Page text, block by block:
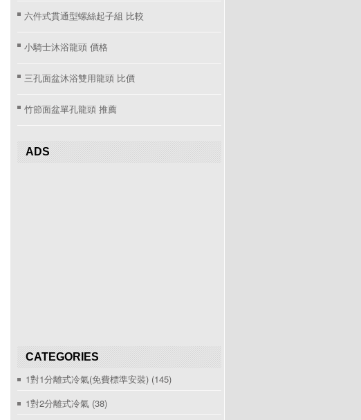
六件式貫通型螺絲起子組 比較
小騎士沐浴龍頭 價格
三孔面盆沐浴雙用龍頭 比價
竹節面盆單孔龍頭 推薦
ADS
CATEGORIES
1對1分離式冷氣(免費標準安裝) (145)
1對2分離式冷氣 (38)